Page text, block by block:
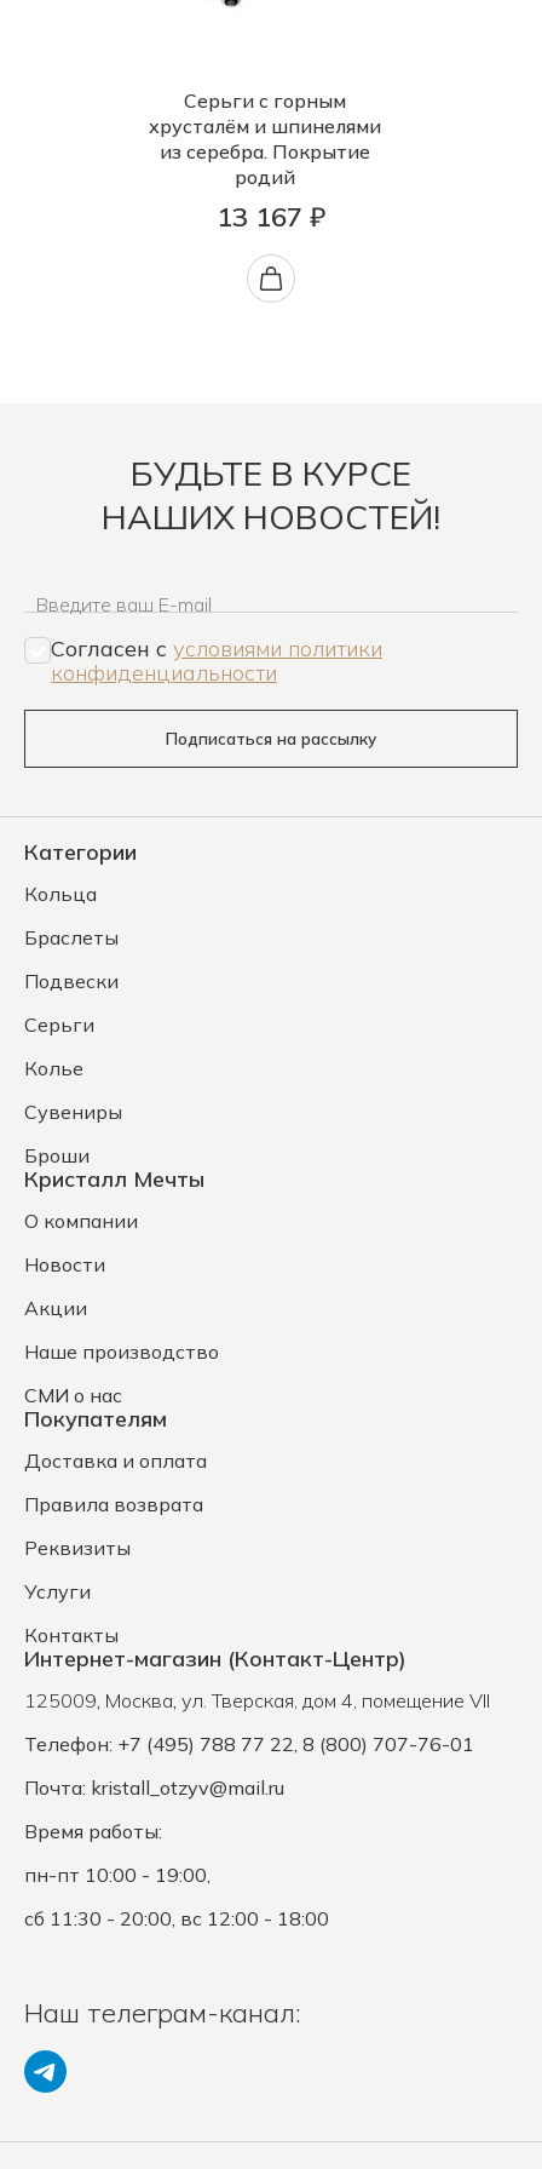
Серьги с горным
хрусталём и шпинелями
из серебра. Покрытие
родий
13 167 ₽
БУДЬТЕ В КУРСЕ
НАШИХ НОВОСТЕЙ!
Введите ваш E-mail
Согласен c условиями политики
конфиденциальности
Подписаться на рассылку
Категории
Кольца
Браслеты
Подвески
Серьги
Колье
Сувениры
Броши
Кристалл Мечты
О компании
Новости
Акции
Наше производство
СМИ о нас
Покупателям
Доставка и оплата
Правила возврата
Реквизиты
Услуги
Контакты
Интернет-магазин (Контакт-Центр)
125009, Москва, ул. Тверская, дом 4, помещение VII
Телефон: +7 (495) 788 77 22, 8 (800) 707-76-01
Почта: kristall_otzyv@mail.ru
Время работы:
пн-пт 10:00 - 19:00,
сб 11:30 - 20:00, вс 12:00 - 18:00
Наш телеграм-канал: